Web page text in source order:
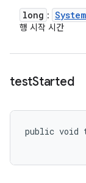
long : System
행 시작 시간
testStarted
public void